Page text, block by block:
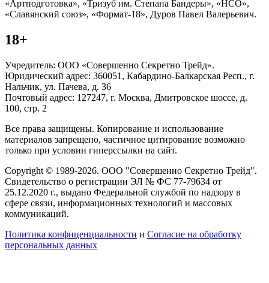
«Артподготовка», «Тризуб им. Степана Бандеры», «НСО»,
«Славянский союз», «Формат-18», Дуров Павел Валерьевич.
18+
Учредитель: ООО «Совершенно Секретно Трейд».
Юридический адрес: 360051, Кабардино-Балкарская Респ., г.
Нальчик, ул. Пачева, д. 36
Почтовый адрес: 127247, г. Москва, Дмитровское шоссе, д.
100, стр. 2
Все права защищены. Копирование и использование
материалов запрещено, частичное цитирование возможно
только при условии гиперссылки на сайт.
Copyright © 1989-2026. ООО "Совершенно Секретно Трейд".
Свидетельство о регистрации ЭЛ № ФС 77-79634 от
25.12.2020 г., выдано Федеральной службой по надзору в
сфере связи, информационных технологий и массовых
коммуникаций.
Политика конфиценциальности и Согласие на обработку
персональных данных